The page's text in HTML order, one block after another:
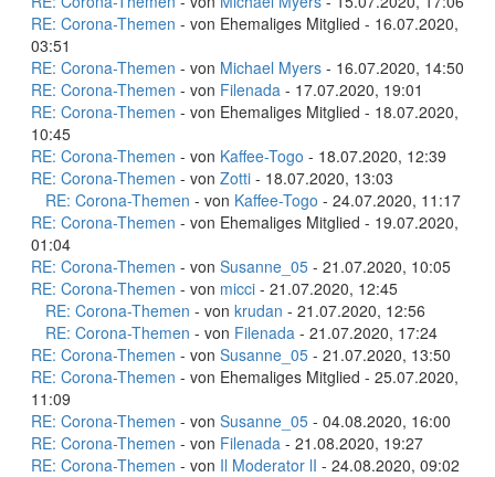
RE: Corona-Themen - von Ehemaliges Mitglied - 16.07.2020,
03:51
RE: Corona-Themen - von Michael Myers - 16.07.2020, 14:50
RE: Corona-Themen - von Filenada - 17.07.2020, 19:01
RE: Corona-Themen - von Ehemaliges Mitglied - 18.07.2020,
10:45
RE: Corona-Themen - von Kaffee-Togo - 18.07.2020, 12:39
RE: Corona-Themen - von Zotti - 18.07.2020, 13:03
RE: Corona-Themen - von Kaffee-Togo - 24.07.2020, 11:17
RE: Corona-Themen - von Ehemaliges Mitglied - 19.07.2020,
01:04
RE: Corona-Themen - von Susanne_05 - 21.07.2020, 10:05
RE: Corona-Themen - von micci - 21.07.2020, 12:45
RE: Corona-Themen - von krudan - 21.07.2020, 12:56
RE: Corona-Themen - von Filenada - 21.07.2020, 17:24
RE: Corona-Themen - von Susanne_05 - 21.07.2020, 13:50
RE: Corona-Themen - von Ehemaliges Mitglied - 25.07.2020,
11:09
RE: Corona-Themen - von Susanne_05 - 04.08.2020, 16:00
RE: Corona-Themen - von Filenada - 21.08.2020, 19:27
RE: Corona-Themen - von Il Moderator lI - 24.08.2020, 09:02